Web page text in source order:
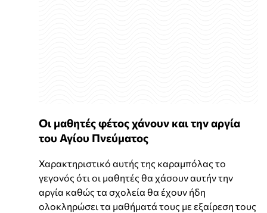
Οι μαθητές φέτος χάνουν και την αργία
του Αγίου Πνεύματος
Χαρακτηριστικό αυτής της καραμπόλας το
γεγονός ότι οι μαθητές θα χάσουν αυτήν την
αργία καθώς τα σχολεία θα έχουν ήδη
ολοκληρώσει τα μαθήματά τους με εξαίρεση τους